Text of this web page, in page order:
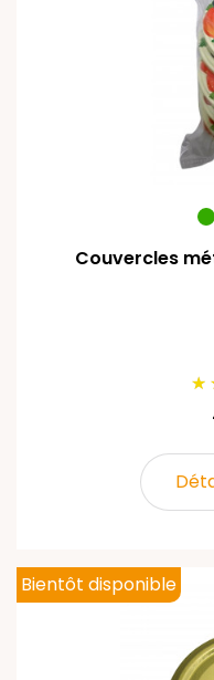
Couvercles
Bientôt disponible